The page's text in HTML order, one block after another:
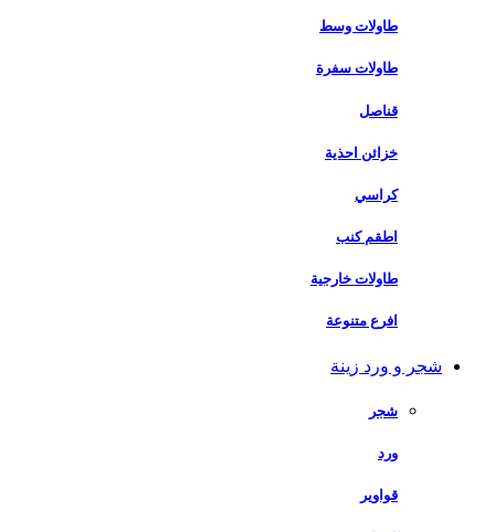
طاولات وسط
طاولات سفرة
قناصل
خزائن احذية
كراسي
اطقم كنب
طاولات خارجية
افرع متنوعة
شجر و ورد زينة
شجر
ورد
قواوير